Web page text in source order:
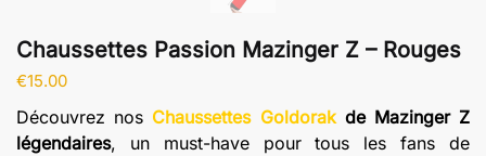
Chaussettes Passion Mazinger Z – Rouges
€15.00
Découvrez nos Chaussettes Goldorakde Mazinger Z
légendaires, un must-have pour tous les fans de